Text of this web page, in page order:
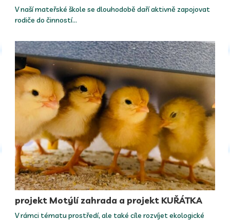
V naší mateřské škole se dlouhodobě daří aktivně zapojovat
rodiče do činností…
projekt Motýlí zahrada a projekt KUŘÁTKA
V rámci tématu prostředí, ale také cíle rozvíjet ekologické